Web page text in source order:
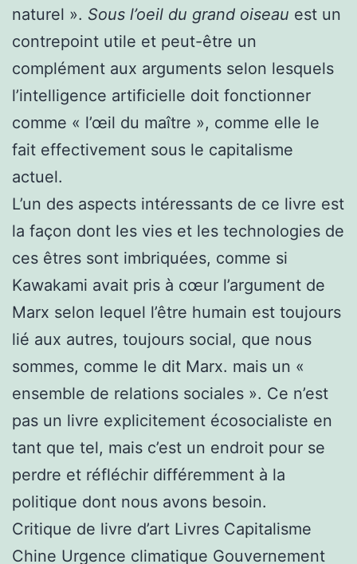
naturel ». Sous l’oeil du grand oiseau est un
contrepoint utile et peut-être un
complément aux arguments selon lesquels
l’intelligence artificielle doit fonctionner
comme « l’œil du maître », comme elle le
fait effectivement sous le capitalisme
actuel.
L’un des aspects intéressants de ce livre est
la façon dont les vies et les technologies de
ces êtres sont imbriquées, comme si
Kawakami avait pris à cœur l’argument de
Marx selon lequel l’être humain est toujours
lié aux autres, toujours social, que nous
sommes, comme le dit Marx. mais un «
ensemble de relations sociales ». Ce n’est
pas un livre explicitement écosocialiste en
tant que tel, mais c’est un endroit pour se
perdre et réfléchir différemment à la
politique dont nous avons besoin.
Critique de livre d’art Livres Capitalisme
Chine Urgence climatique Gouvernement